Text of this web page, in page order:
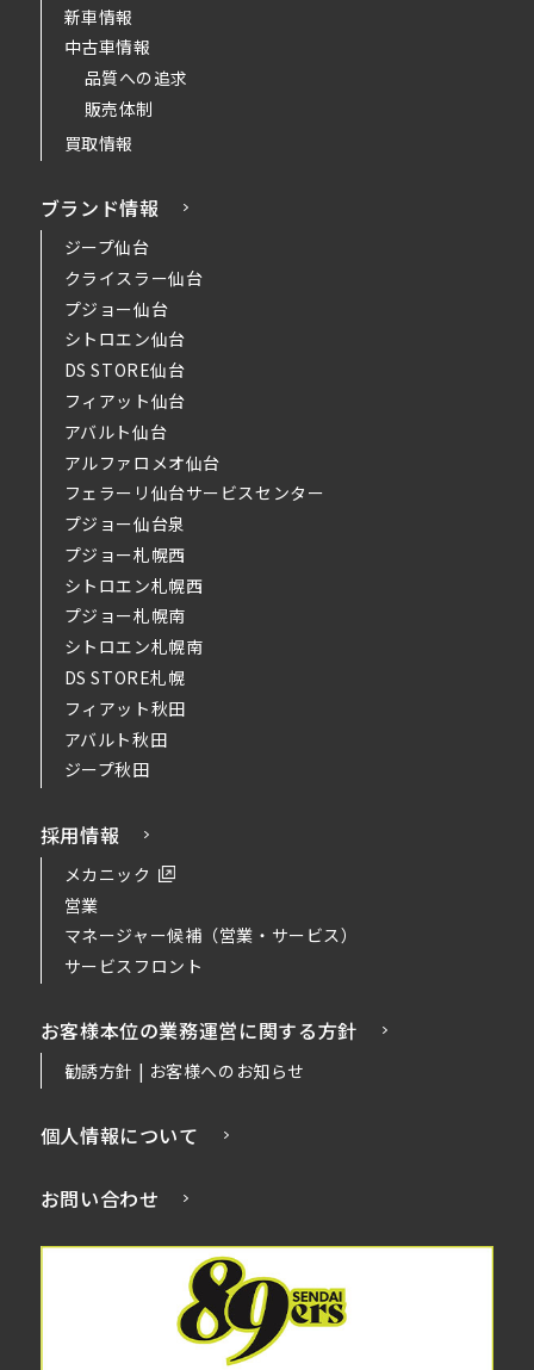
新車情報
中古車情報
品質への追求
販売体制
買取情報
ブランド情報
ジープ仙台
クライスラー仙台
プジョー仙台
シトロエン仙台
DS STORE仙台
フィアット仙台
アバルト仙台
アルファロメオ仙台
フェラーリ仙台サービスセンター
プジョー仙台泉
プジョー札幌西
シトロエン札幌西
プジョー札幌南
シトロエン札幌南
DS STORE札幌
フィアット秋田
アバルト秋田
ジープ秋田
採用情報
メカニック
営業
マネージャー候補（営業・サービス）
サービスフロント
お客様本位の業務運営に関する方針
勧誘方針 | お客様へのお知らせ
個人情報について
お問い合わせ